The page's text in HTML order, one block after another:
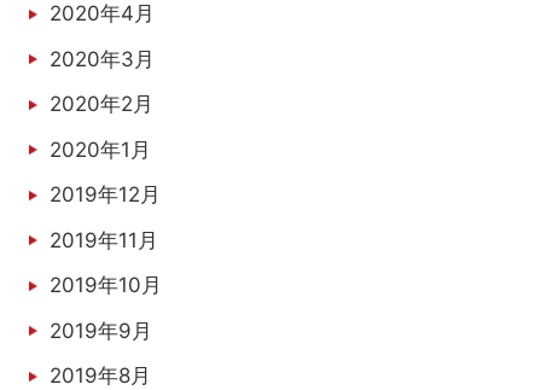
2020年4月
2020年3月
2020年2月
2020年1月
2019年12月
2019年11月
2019年10月
2019年9月
2019年8月